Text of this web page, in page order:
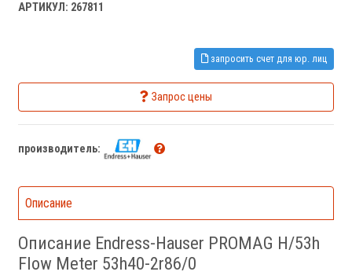
АРТИКУЛ: 267811
запросить счет для юр. лиц
Запрос цены
производитель:
Описание
Описание Endress-Hauser PROMAG H/53h
Flow Meter 53h40-2r86/0